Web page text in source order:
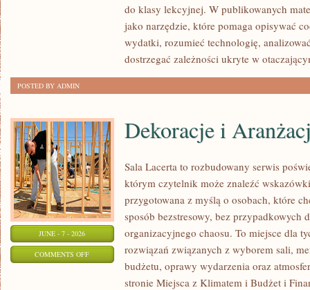
do klasy lekcyjnej. W publikowanych
jako narzędzie, które pomaga opisywać
wydatki, rozumieć technologię,
dostrzegać zależności ukryte w
POSTED BY ADMIN
JUNE - 7 - 2026
COMMENTS OFFON
DEKORACJE
Dekoracje i
Sala Lacerta to rozbudowany serwis
którym czytelnik może znaleźć
przygotowana z myślą o osobach, które
sposób bezstresowy, bez przypadkowych
organizacyjnego chaosu. To miejsce dla
rozwiązań związanych z wyborem sali,
budżetu, oprawy wydarzenia oraz
stronie Miejsca z Klimatem i Budżet i